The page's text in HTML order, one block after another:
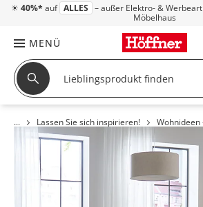
☀ 40%* auf ALLES – außer Elektro- &
Möbelhaus
MENÜ
Lassen Sie sich inspirieren! Wohnideen